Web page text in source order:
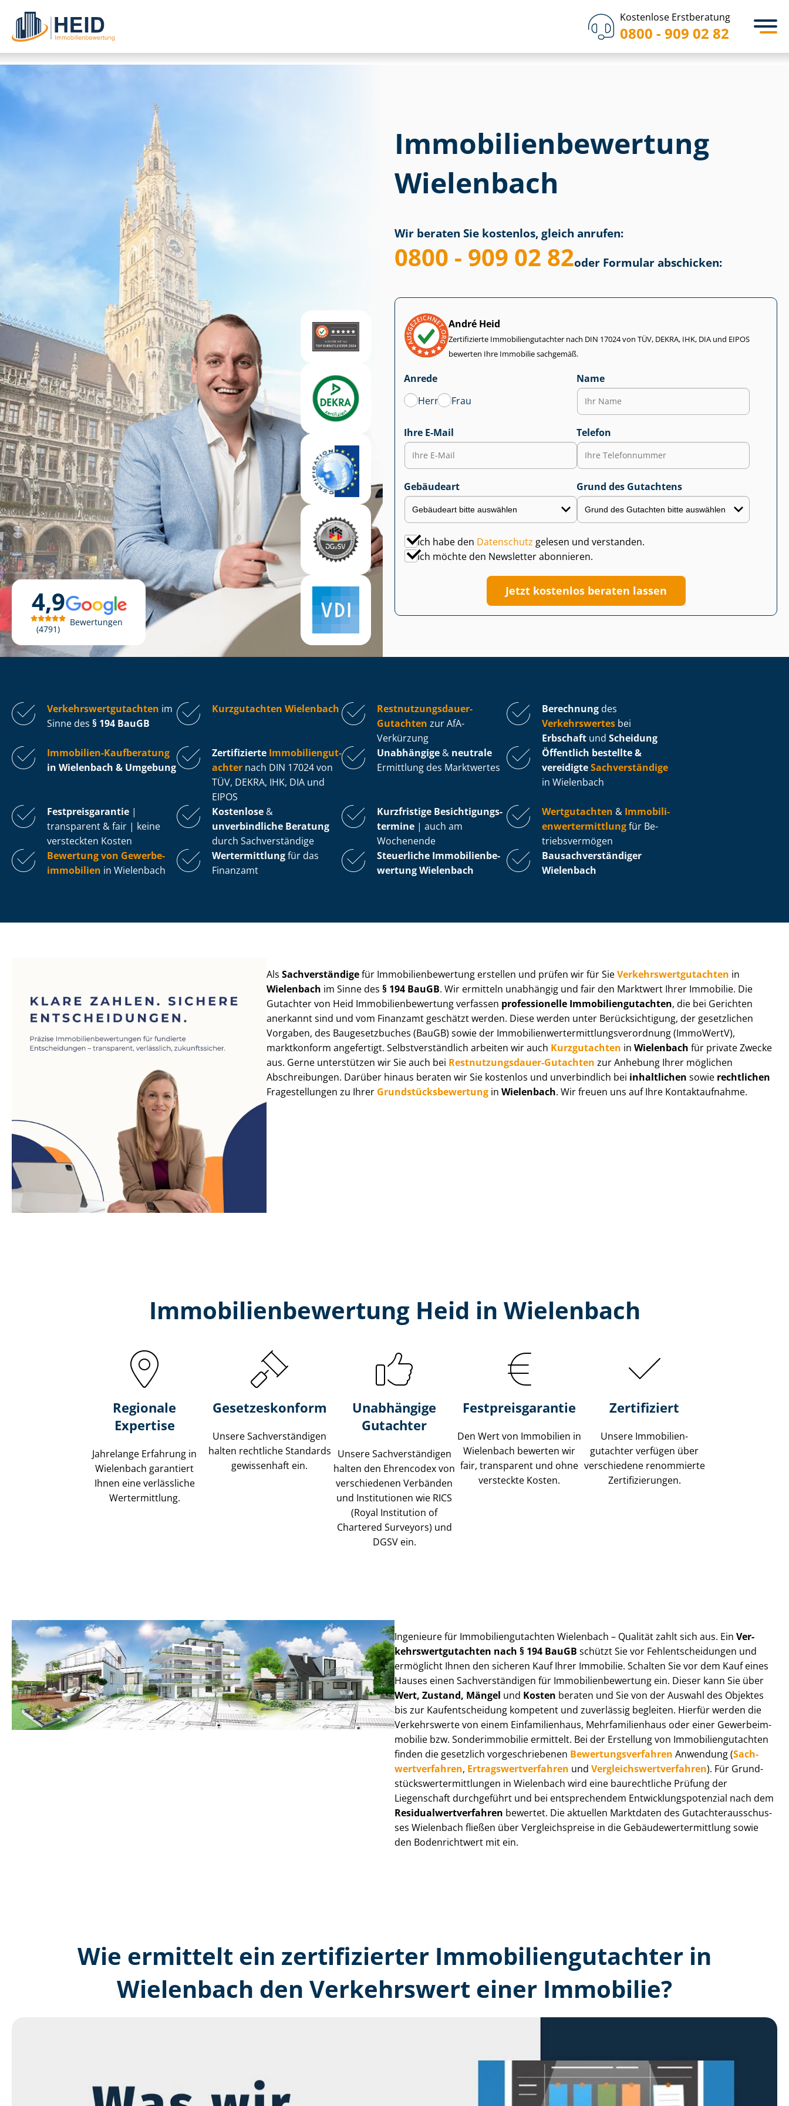
Kostenlose Erstberatung
0800 - 909 02 82
4,9
4791
Bewertungen
Immobilien­bewertung
Wielenbach
Wir beraten Sie kostenlos, gleich anrufen:
0800 - 909 02 82oder Formular abschicken:
André Heid
Zertifizierte Im­mo­bi­li­en­gut­ach­ter nach DIN 17024 von TÜV, DEKRA, IHK, DIA und EIPOS
bewerten Ihre Immobilie sachgemäß.
Anrede
Herr
Frau
Name
Ihre E-Mail Telefon
Gebäudeart Grund des Gutachtens
Ich habe den Datenschutz gelesen und verstanden.
Ich möchte den Newsletter abonnieren.
Jetzt kostenlos beraten lassen
Ver­kehrs­wert­gut­ach­ten im
Sinne des § 194 BauGB
Kurzgutachten Wielenbach
Rest­nut­zungs­dau­er-
Gutachten zur AfA-
Verkürzung
Berechnung des
Verkehrswertes bei
Erbschaft und Scheidung
Immobilien-Kaufberatung
in Wielenbach & Umgebung
Zertifizierte Im­mo­bi­li­en­gut­
ach­ter nach DIN 17024 von
TÜV, DEKRA, IHK, DIA und
EIPOS
Unabhängige & neutrale
Ermittlung des Marktwertes
Öffentlich bestellte &
vereidigteSachverständige
in Wielenbach
Fest­preis­ga­ran­tie |
transparent & fair | keine
versteckten Kosten
Kostenlose &
unverbindliche Beratung
durch Sachverständige
Kurzfristige Be­sich­ti­gungs­
ter­mi­ne | auch am
Wochenende
Wertgutachten & Im­mo­bi­li­
en­wert­ermitt­lungfür Be­
triebs­ver­mö­gen
Bewertung von Ge­wer­be­
im­mo­bi­li­en in Wielenbach
Wertermittlungfür das
Finanzamt
Steuerliche Im­mo­bi­li­en­be­
wer­tungWielenbach
Bau­sach­ver­stän­di­ger
Wielenbach
AlsSachverständigefür Im­mo­bi­li­en­be­wer­tung erstellen und prüfen wir für SieVer­kehrs­wert­gut­ach­ten in
Wielenbach im Sinne des§ 194 BauGB. Wir ermitteln unabhängig und fair den Marktwert Ihrer Immobilie. Die
Gutachter von Heid Im­mo­bi­li­en­be­wer­tung verfassen professionelle Im­mo­bi­li­en­gut­ach­ten, die bei Gerichten
anerkannt sind und vom Finanzamt geschätzt werden. Diese werden unter Be­rück­sich­ti­gung, der gesetzlichen
Vorgaben, des Baugesetzbuches (BauGB) sowie der Im­mo­bi­li­en­wert­ermitt­lungs­ver­ord­nung (ImmoWertV),
marktkonform angefertigt. Selbst­ver­ständ­lich arbeiten wir auch Kurzgutachten in Wielenbach für private Zwecke
aus. Gerne unterstützen wir Sie auch bei Rest­nut­zungs­dau­er-Gutachten zur Anhebung Ihrer möglichen
Abschreibungen. Darüber hinaus beraten wir Sie kostenlos und unverbindlich bei inhaltlichen sowie rechtlichen
Fragestellungen zu Ihrer Grund­stücks­be­wer­tung inWielenbach. Wir freuen uns auf Ihre Kontaktaufnahme.
Immobilien­bewertung Heid in Wielenbach
Regionale
Expertise
Jahrelange Erfahrung in
Wielenbach garantiert
Ihnen eine verlässliche
Wertermittlung.
Gesetzes­konform
Unsere Sach­ver­stän­di­gen
halten rechtliche Standards
gewissenhaft ein.
Unabhängige
Gutachter
Unsere Sach­ver­stän­di­gen
halten den Ehrencodex von
verschiedenen Verbänden
und Institutionen wie RICS
(Royal Institution of
Chartered Surveyors) und
DGSV ein.
Festpreis​garantie
Den Wert von Immobilien in
Wielenbach bewerten wir
fair, transparent und ohne
versteckte Kosten.
Zertifiziert
Unsere Immobilien­
gutachter verfügen über
verschiedene renommierte
Zer­ti­fi­zie­run­gen.
Ingenieure für Im­mo­bi­li­en­gut­ach­ten Wielenbach – Qualität zahlt sich aus. Ein Ver­
kehrs­wert­gut­ach­ten nach § 194 BauGB schützt Sie vor Fehl­ent­schei­dun­gen und
ermöglicht Ihnen den sicheren Kauf Ihrer Immobilie. Schalten Sie vor dem Kauf eines
Hauses einen Sach­ver­stän­di­gen für Im­mo­bi­li­en­be­wer­tung ein. Dieser kann Sie über
Wert, Zustand, Mängel und Kosten beraten und Sie von der Auswahl des Objektes
bis zur Kauf­ent­schei­dung kompetent und zuverlässig begleiten. Hierfür werden die
Verkehrswerte von einem Einfamilienhaus, Mehr­fa­mi­li­en­haus oder einer Ge­wer­be­im­
mo­bi­lie bzw. Sonderimmobilie ermittelt. Bei der Erstellung von Im­mo­bi­li­en­gut­ach­ten
finden die gesetzlich vor­ge­schrie­be­nen Be­wer­tungs­ver­fah­ren Anwendung (Sach­
wert­ver­fah­ren, Er­trags­wert­ver­fah­ren und Ver­gleichs­wert­ver­fah­ren). Für Grund­
stücks­wert­ermitt­lun­gen in Wielenbach wird eine baurechtliche Prüfung der
Liegenschaft durchgeführt und bei entsprechendem Ent­wick­lungs­po­ten­zi­al nach dem
Re­si­du­al­wert­ver­fah­ren bewertet. Die aktuellen Marktdaten des Gut­ach­ter­aus­schus­
ses Wielenbach fließen über Ver­gleichs­prei­se in die Ge­bäu­de­wert­ermitt­lung sowie
den Bodenrichtwert mit ein.
Wie ermittelt ein zertifizierter Immobilien­gutachter in
Wielenbach den Verkehrswert einer Immobilie?